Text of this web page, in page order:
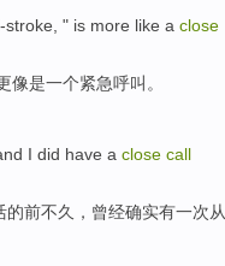
stroke , " is more like a close
像是一个紧急呼叫。
I did have a close call
的前不久 ， 曾经确实有一次从